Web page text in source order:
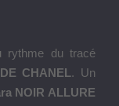
rythme du tracé
CHANEL. Un
NOIR ALLURE